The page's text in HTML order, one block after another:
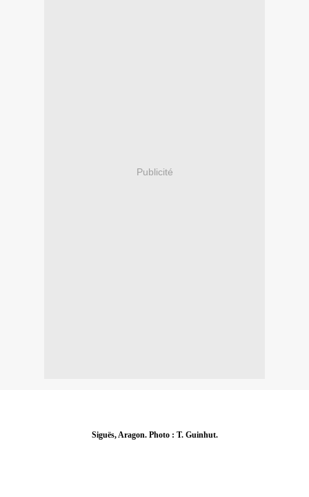
Publicité
Siguës, Aragon. Photo : T. Guinhut.